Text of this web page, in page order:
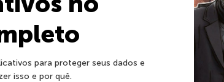
para proteger seus dados e
isso e por quê.